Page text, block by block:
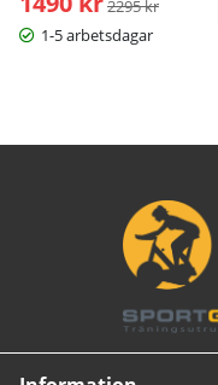
2295 kr
1-5 arbetsdagar